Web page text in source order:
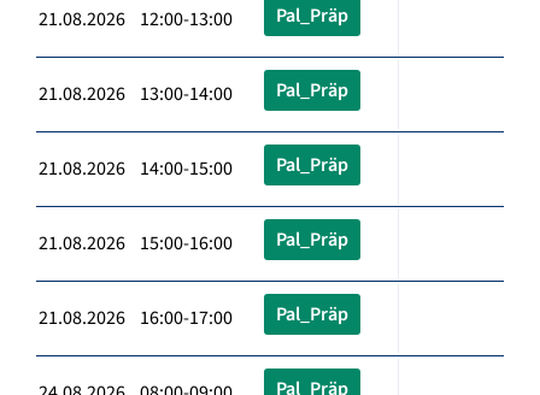
21.08.2026 12:00-13:00 Pal_Präp
21.08.2026 13:00-14:00 Pal_Präp
21.08.2026 14:00-15:00 Pal_Präp
21.08.2026 15:00-16:00 Pal_Präp
21.08.2026 16:00-17:00 Pal_Präp
Pal_Präp